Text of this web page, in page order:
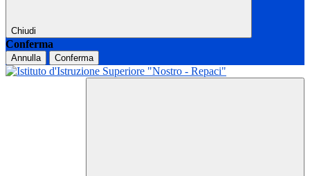
Chiudi
Conferma
Annulla Conferma